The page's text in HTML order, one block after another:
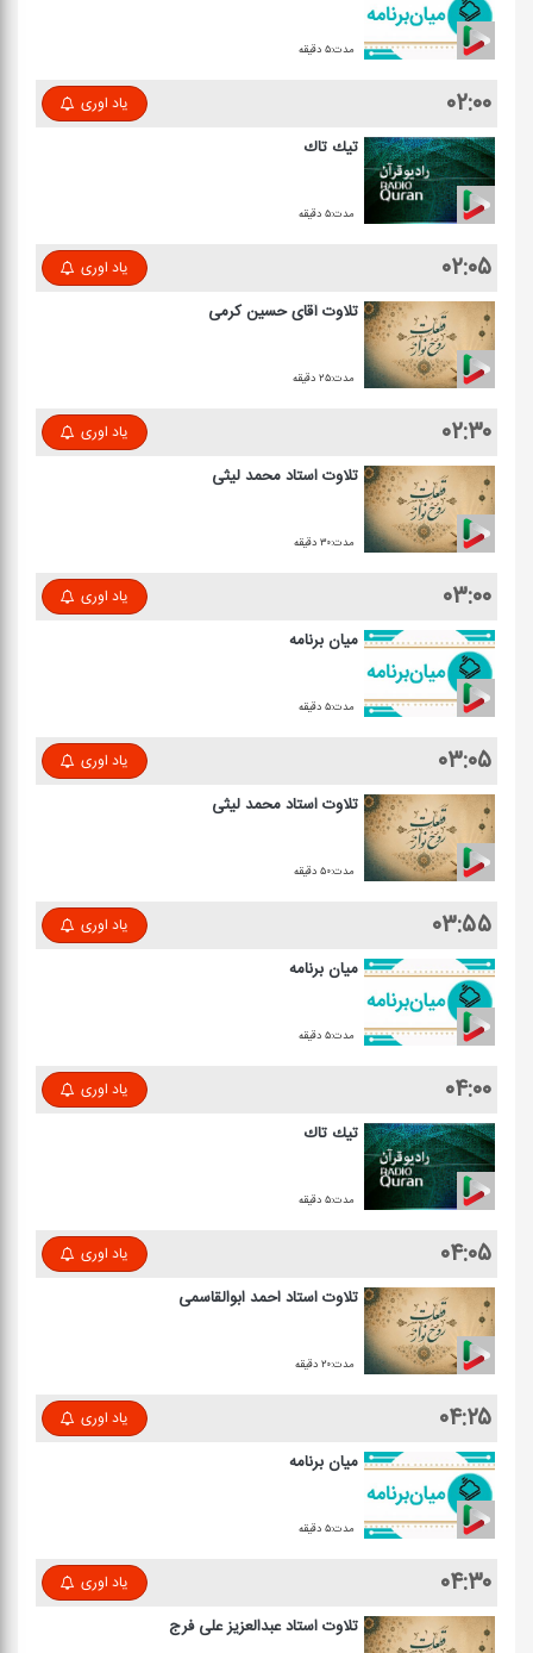
مدت:۵ دقیقه
۰۲:۰۰ یاد اوری
تیك تاك
مدت:۵ دقیقه
۰۲:۰۵ یاد اوری
تلاوت آقای حسین كرمی
مدت:۲۵ دقیقه
۰۲:۳۰ یاد اوری
تلاوت استاد محمد لیثی
مدت:۳۰ دقیقه
۰۳:۰۰ یاد اوری
میان برنامه
مدت:۵ دقیقه
۰۳:۰۵ یاد اوری
تلاوت استاد محمد لیثی
مدت:۵۰ دقیقه
۰۳:۵۵ یاد اوری
میان برنامه
مدت:۵ دقیقه
۰۴:۰۰ یاد اوری
تیك تاك
مدت:۵ دقیقه
۰۴:۰۵ یاد اوری
تلاوت استاد احمد ابوالقاسمی
مدت:۲۰ دقیقه
۰۴:۲۵ یاد اوری
میان برنامه
مدت:۵ دقیقه
۰۴:۳۰ یاد اوری
تلاوت استاد عبدالعزیز علی فرج